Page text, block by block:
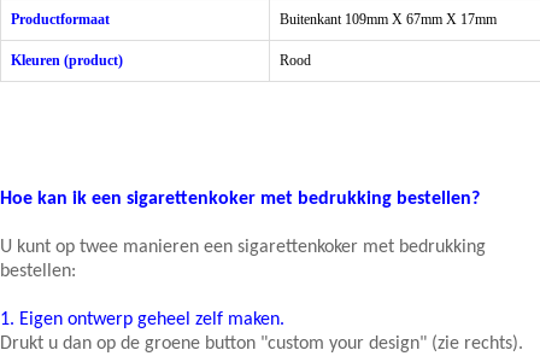
Productformaat Buitenkant 109mm X 67mm X 17mm
Kleuren (product) Rood
Hoe kan ik een sigarettenkoker met bedrukking bestellen?
U kunt op twee manieren een sigarettenkoker met bedrukking
bestellen:
1. Eigen ontwerp geheel zelf maken.
Drukt u dan op de groene button "custom your design" (zie rechts).